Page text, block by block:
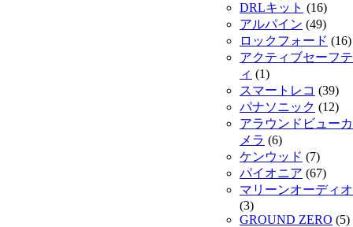
DRLキット (16)
アルパイン (49)
ロックフォード (16)
アクティブセーフテ
ィ (1)
スマートレコ (39)
パナソニック (12)
アラウンドビューカ
メラ (6)
ケンウッド (7)
パイオニア (67)
マリーンオーディオ
(3)
GROUND ZERO (5)